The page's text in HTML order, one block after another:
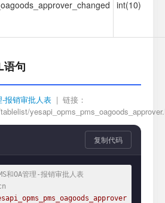
int(10)
语句
报销审批人表 | 链接：
复制代码
和OA管理-报销审批人表